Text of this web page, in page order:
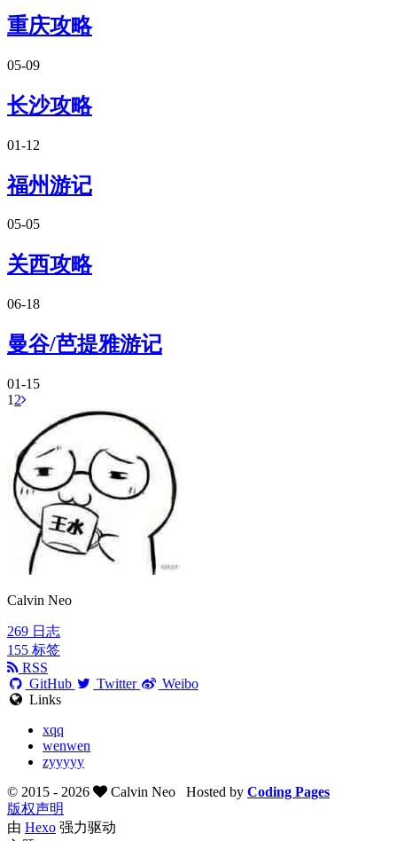
重庆攻略
05-09
长沙攻略
01-12
福州游记
05-05
关西攻略
06-18
曼谷/芭提雅游记
01-15
1 2
Calvin Neo
269 日志
155 标签
RSS
GitHub
Twitter
Weibo
Links
xqq
wenwen
zyyyyy
© 2015 - 2026 Calvin Neo Hosted by Coding Pages
版权声明
由 Hexo 强力驱动